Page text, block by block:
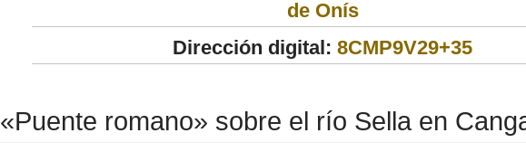
de Onís
Dirección digital: 8CMP9V29+35
«Puente romano» sobre el río Sella en